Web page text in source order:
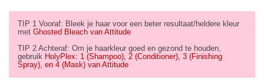
TIP 1 Vooraf: Bleek je haar voor een beter resultaat/heldere kleur
met Ghosted Bleach van Attitude
TIP 2 Achteraf: Om je haarkleur goed en gezond te houden,
gebruik HolyPlex: 1 (Shampoo), 2 (Conditioner), 3 (Finishing
Spray), en 4 (Mask) van Attitude